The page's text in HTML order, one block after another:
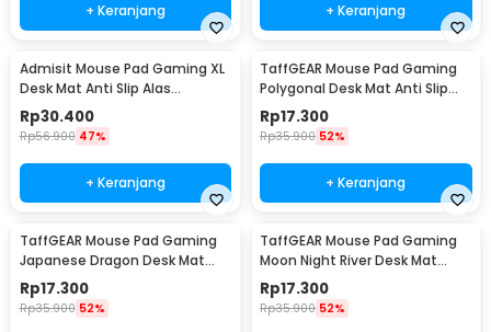
+ Keranjang + Keranjang
Admisit Mouse Pad Gaming XL
Desk Mat Anti Slip Alas
Keyboard Topografi
400x900x3mm - YL-800
Rp30.400
Rp56.900 47%
+ Keranjang
TaffGEAR Mouse Pad Gaming
Polygonal Desk Mat Anti Slip
600x300x3mm - LM-990
Rp17.300
Rp35.900 52%
+ Keranjang
TaffGEAR Mouse Pad Gaming
Japanese Dragon Desk Mat
300x600x3mm - M35
Rp17.300
Rp35.900 52%
TaffGEAR Mouse Pad Gaming
Moon Night River Desk Mat
300x600x3mm - YL-510
Rp17.300
Rp35.900 52%